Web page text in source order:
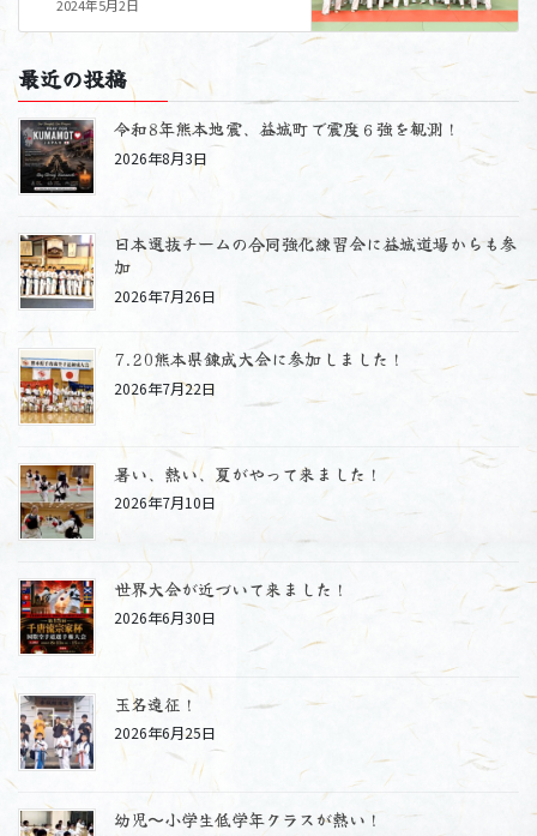
2024年5月2日
最近の投稿
令和8年熊本地震、益城町で震度６強を観測！
2026年8月3日
日本選抜チームの合同強化練習会に益城道場からも参
加
2026年7月26日
7.20熊本県錬成大会に参加しました！
2026年7月22日
暑い、熱い、夏がやって来ました！
2026年7月10日
世界大会が近づいて来ました！
2026年6月30日
玉名遠征！
2026年6月25日
幼児〜小学生低学年クラスが熱い！